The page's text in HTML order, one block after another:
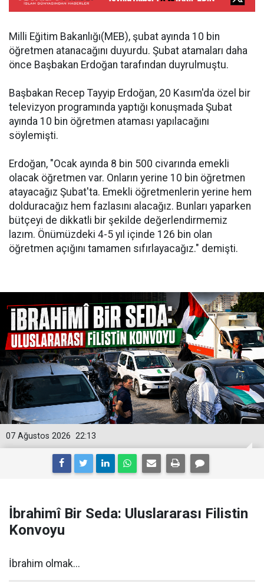
Milli Eğitim Bakanlığı(MEB), şubat ayında 10 bin
öğretmen atanacağını duyurdu. Şubat atamaları daha
önce Başbakan Erdoğan tarafından duyrulmuştu.
Başbakan Recep Tayyip Erdoğan, 20 Kasım'da özel bir
televizyon programında yaptığı konuşmada Şubat
ayında 10 bin öğretmen ataması yapılacağını
söylemişti.
Erdoğan, "Ocak ayında 8 bin 500 civarında emekli
olacak öğretmen var. Onların yerine 10 bin öğretmen
atayacağız Şubat'ta. Emekli öğretmenlerin yerine hem
dolduracağız hem fazlasını alacağız. Bunları yaparken
bütçeyi de dikkatli bir şekilde değerlendirmemiz
lazım. Önümüzdeki 4-5 yıl içinde 126 bin olan
öğretmen açığını tamamen sıfırlayacağız." demişti.
22:13
07 Ağustos 2026
İbrahimî Bir Seda: Uluslararası Filistin
Konvoyu
İbrahim olmak...